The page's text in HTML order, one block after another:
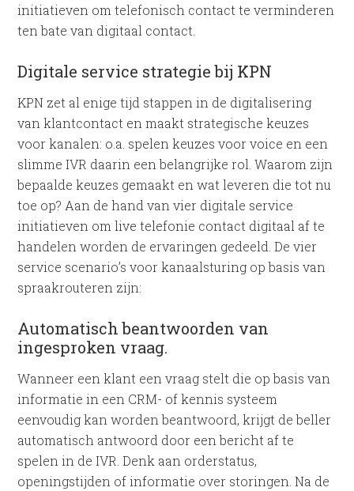
initiatieven om telefonisch contact te verminderen
ten bate van digitaal contact.
Digitale service strategie bij KPN
KPN zet al enige tijd stappen in de digitalisering
van klantcontact en maakt strategische keuzes
voor kanalen: o.a. spelen keuzes voor voice en een
slimme IVR daarin een belangrijke rol. Waarom zijn
bepaalde keuzes gemaakt en wat leveren die tot nu
toe op? Aan de hand van vier digitale service
initiatieven om live telefonie contact digitaal af te
handelen worden de ervaringen gedeeld. De vier
service scenario’s voor kanaalsturing op basis van
spraakrouteren zijn:
Automatisch beantwoorden van
ingesproken vraag.
Wanneer een klant een vraag stelt die op basis van
informatie in een CRM- of kennis systeem
eenvoudig kan worden beantwoord, krijgt de beller
automatisch antwoord door een bericht af te
spelen in de IVR. Denk aan orderstatus,
openingstijden of informatie over storingen. Na de